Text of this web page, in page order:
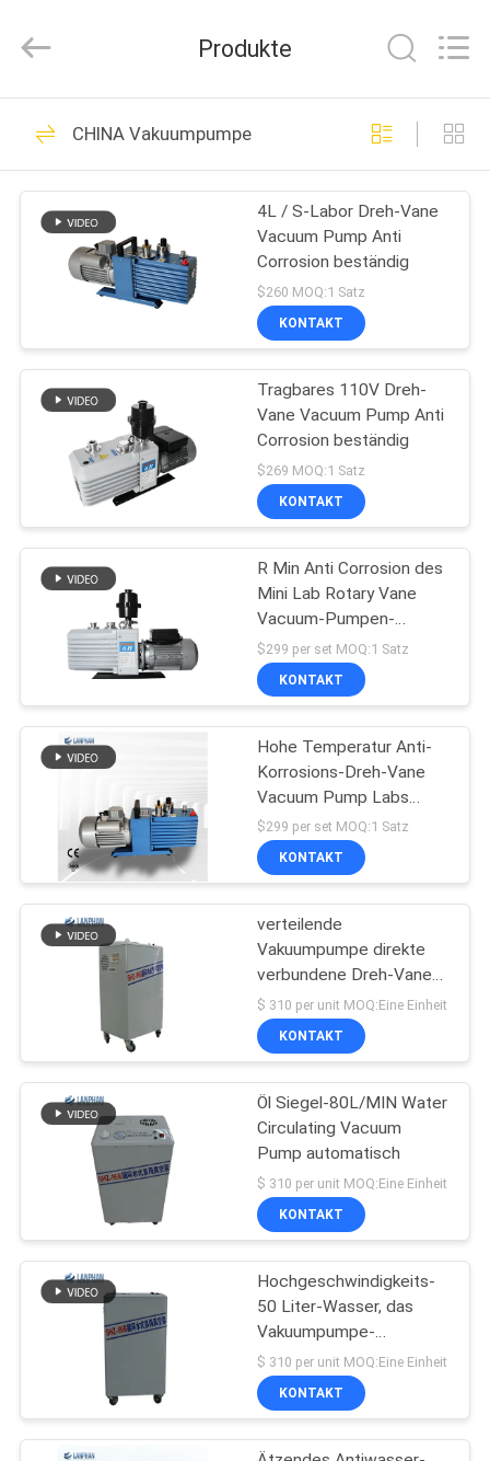
HAUS
PRODUKTE
VIDEOS
UNS
FABRIK-
AUSFLUG
QUALITÄTSKONTROLLE
UNS
VERBINDUNG
FORDERN
SIE EIN
ZITAT
SITEMAP
DATENSCHUTZRICHTLINIE
Co.,Ltd.
Vakuumfrost-
Trockner
194
Farbsortierermaschine
24
Sprühtrockner-
Maschine
Dampf-Sterilisator-
Autoklav
34
Lösliche
Wiederaufnahme-
Maschine
10
Produkte
CHINA Vakuumpumpe
4L / S-Labor Dreh-Vane
Vacuum Pump Anti
Corrosion beständig
$260 MOQ:1 Satz
KONTAKT
Tragbares 110V Dreh-
Vane Vacuum Pump Anti
Corrosion beständig
$269 MOQ:1 Satz
KONTAKT
R Min Anti Corrosion des
Mini Lab Rotary Vane
Vacuum-Pumpen-
System-1700
$299 per set MOQ:1 Satz
KONTAKT
Hohe Temperatur Anti-
Korrosions-Dreh-Vane
Vacuum Pump Labs
220V
$299 per set MOQ:1 Satz
KONTAKT
verteilende
Vakuumpumpe direkte
verbundene Dreh-Vane
High Pressure des
Wasser-50L
$ 310 per unit MOQ:Eine Einheit
KONTAKT
Öl Siegel-80L/MIN Water
Circulating Vacuum
Pump automatisch
$ 310 per unit MOQ:Eine Einheit
KONTAKT
Hochgeschwindigkeits-
50 Liter-Wasser, das
Vakuumpumpe-
Zirkulations-zweistufiges
Dreh verteilt
$ 310 per unit MOQ:Eine Einheit
KONTAKT